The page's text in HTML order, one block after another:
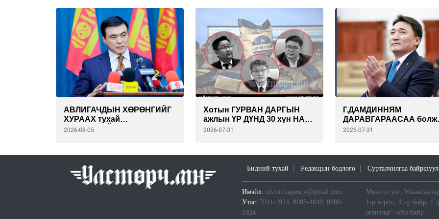
АВЛИГАЧДЫН ХӨРӨНГИЙГ
ХУРААХ тухай
С.АМАРСАЙХАН сайдын
2026-08-05
Хотын ГУРВАН ДАРГЫН
ажлын ҮР ДҮНД 30 хүн НАС
БАРЖЭЭ. Одоо хангалттай
2026-07-31
Г.ДАМДИННЯМ
ДАРАВГАРААСАА болж
Засгийн газраа
2026-07-31
Бидний тухай Редакцын бодлого Сурталчилгаа
Имэйл: ulsturchagency@gmail.com
Утас: 7011-1924, 8088-4848, 8888-
1924
Монгол улс,
1-р хороо, 41-р байр, 1
агентлаг"-ийн байр